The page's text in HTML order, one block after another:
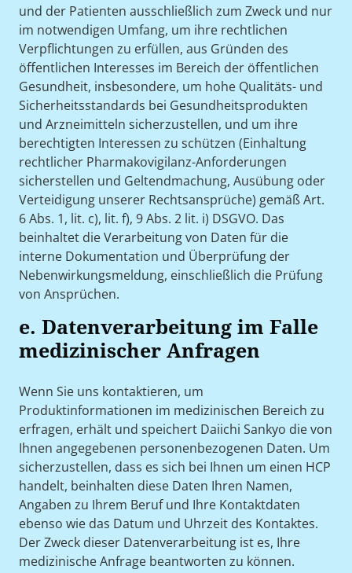
und der Patienten ausschließlich zum Zweck und nur
im notwendigen Umfang, um ihre rechtlichen
Verpflichtungen zu erfüllen, aus Gründen des
öffentlichen Interesses im Bereich der öffentlichen
Gesundheit, insbesondere, um hohe Qualitäts- und
Sicherheitsstandards bei Gesundheitsprodukten
und Arzneimitteln sicherzustellen, und um ihre
berechtigten Interessen zu schützen (Einhaltung
rechtlicher Pharmakovigilanz-Anforderungen
sicherstellen und Geltendmachung, Ausübung oder
Verteidigung unserer Rechtsansprüche) gemäß Art.
6 Abs. 1, lit. c), lit. f), 9 Abs. 2 lit. i) DSGVO. Das
beinhaltet die Verarbeitung von Daten für die
interne Dokumentation und Überprüfung der
Nebenwirkungsmeldung, einschließlich die Prüfung
von Ansprüchen.
e. Datenverarbeitung im Falle
medizinischer Anfragen
Wenn Sie uns kontaktieren, um
Produktinformationen im medizinischen Bereich zu
erfragen, erhält und speichert Daiichi Sankyo die von
Ihnen angegebenen personenbezogenen Daten. Um
sicherzustellen, dass es sich bei Ihnen um einen HCP
handelt, beinhalten diese Daten Ihren Namen,
Angaben zu Ihrem Beruf und Ihre Kontaktdaten
ebenso wie das Datum und Uhrzeit des Kontaktes.
Der Zweck dieser Datenverarbeitung ist es, Ihre
medizinische Anfrage beantworten zu können.